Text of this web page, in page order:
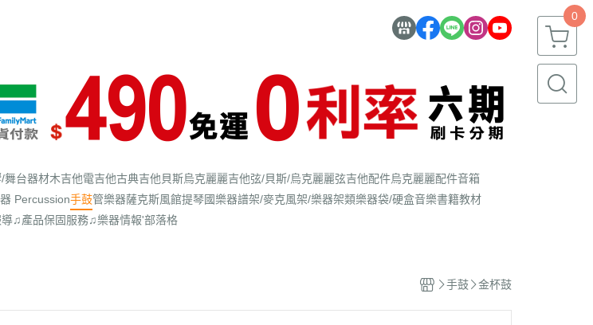
0
舞台器材木吉他電吉他古典吉他貝斯烏克麗麗吉他弦/貝斯/烏克麗麗弦吉他配件烏克麗麗配件音箱
Percussion手鼓管樂器薩克斯風館提琴國樂器譜架/麥克風架/樂器架類樂器袋/硬盒音樂書籍教材
♫產品保固服務♫樂器情報'部落格
手鼓 金杯鼓